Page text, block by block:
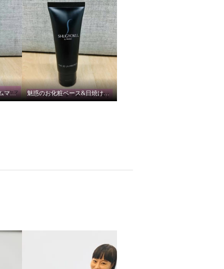
本気のハリケア！エキュムマスク★ 魅惑のお化粧ベース&日焼け止め